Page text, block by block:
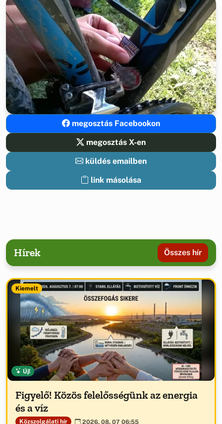
megosztás Facebookon
megosztás X-en
küldés emailben
link másolása
Hírek Összes hír
Kiemelt
Új!
Figyelő! Közös felelősségünk az energia
és a víz
Közszolgálati hír 2026. 08. 07 06:55